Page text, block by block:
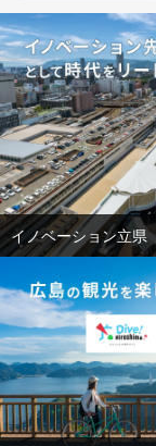
イノベーション立県